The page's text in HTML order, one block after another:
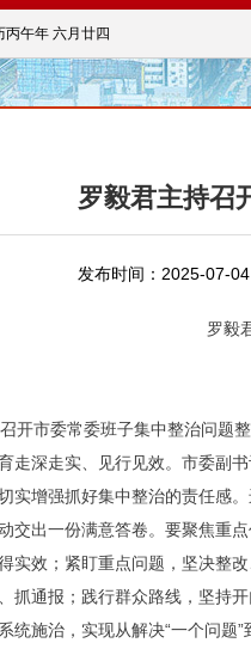
午年 六月廿四
罗毅君主持召
发布时间：2025-07-04
罗毅
开市委常委班子集中整治问题
走深走实、见行见效。市委副
实增强抓好集中整治的责任感
交出一份满意答卷。要聚焦重
实效；紧盯重点问题，坚决整
抓通报；践行群众路线，坚持
施治，实现从解决“一个问题”